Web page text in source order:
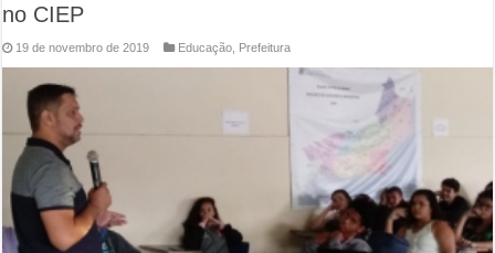
no CIEP
19 de novembro de 2019 Educação Prefeitura